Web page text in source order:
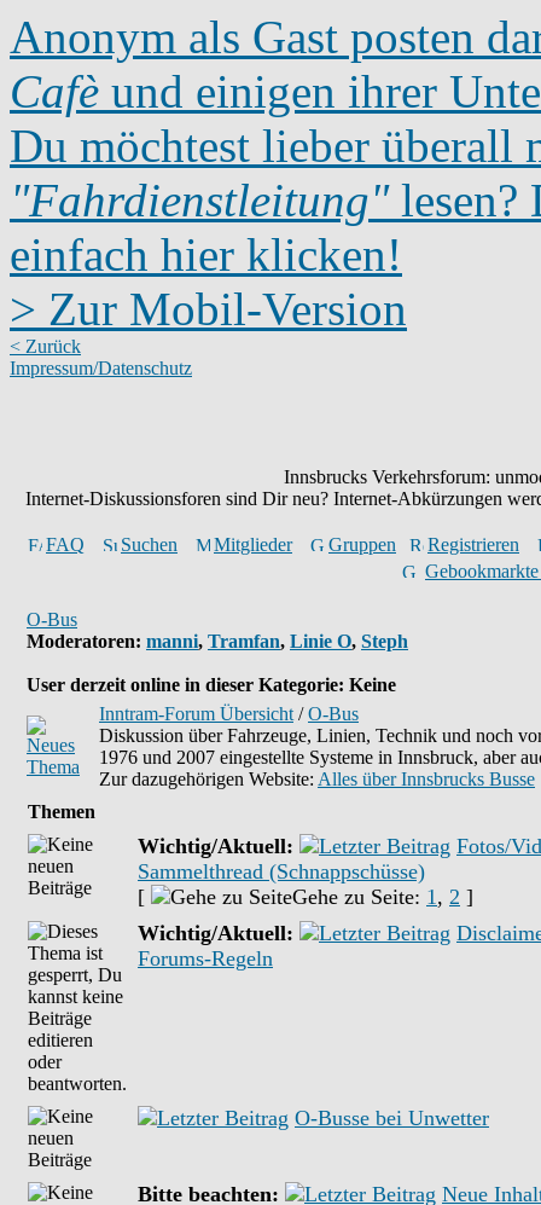
Anonym als Gast posten
Cafè und einigen ihrer
Du möchtest lieber überall
"Fahrdienstleitung"lesen?
einfach hier klicken!
> Zur Mobil-Version
< Zurück
Impressum/Datenschutz
Innsbrucks Verkehrsforum:
Internet-Diskussionsforen sind Dir neu? Internet-Abkürzungen
FAQ Suchen Mitglieder Gruppen
Registrieren
O-Bus
Moderatoren: manni, Tramfan, Linie O, Steph
User derzeit online in dieser Kategorie: Keine
Inntram-Forum Übersicht /O-Bus
Diskussion über Fahrzeuge, Linien, Technik und noch
1976 und 2007 eingestellte Systeme in Innsbruck, aber
Zur dazugehörigen Website: Alles über Innsbrucks Busse
Themen
Wichtig/Aktuell:
Fotos/
Sammelthread (Schnappschüsse)
[
Gehe zu Seite: 1, 2 ]
Wichtig/Aktuell:
Forums-Regeln
O-Busse bei Unwetter
Bitte beachten:
Neue